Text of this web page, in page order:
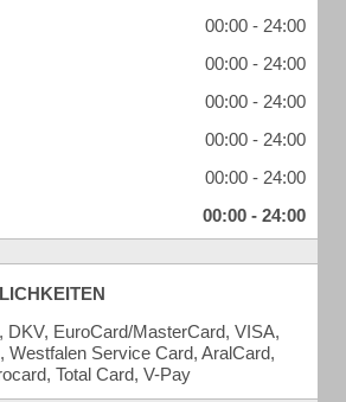
00:00 - 24:00
00:00 - 24:00
00:00 - 24:00
00:00 - 24:00
00:00 - 24:00
00:00 - 24:00
DKV, EuroCard/MasterCard, VISA,
Westfalen Service Card, AralCard,
Total Card, V-Pay